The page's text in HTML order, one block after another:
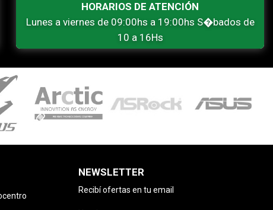
HORARIOS DE ATENCIÓN
Lunes a viernes de 09:00hs a 19:00hs S�bados de
10 a 16Hs
NEWSLETTER
Recibí ofertas en tu email